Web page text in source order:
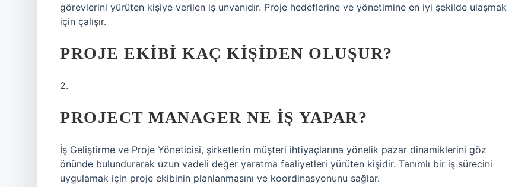
görevlerini yürüten kişiye verilen iş unvanıdır. Proje hedeflerine ve yönetimine en iyi şekilde ulaşmak
için çalışır.
PROJE EKIBI KAÇ KIŞIDEN OLUŞUR?
2.
PROJECT MANAGER NE IŞ YAPAR?
İş Geliştirme ve Proje Yöneticisi, şirketlerin müşteri ihtiyaçlarına yönelik pazar dinamiklerini göz
önünde bulundurarak uzun vadeli değer yaratma faaliyetleri yürüten kişidir. Tanımlı bir iş sürecini
uygulamak için proje ekibinin planlanmasını ve koordinasyonunu sağlar.